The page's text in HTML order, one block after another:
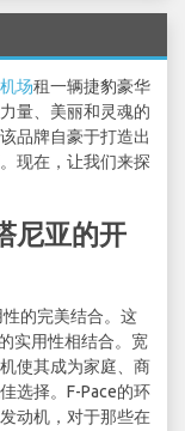
场租一辆捷豹豪华
量、美丽和灵魂的
品牌自豪于打造出
现在，让我们来探
尼亚的开
的完美结合。这
实用性相结合。宽
使其成为家庭、商
选择。F-Pace的环
动机，对于那些在